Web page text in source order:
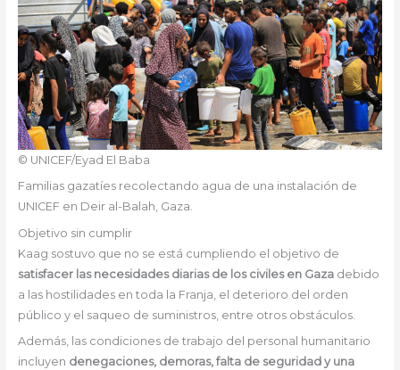
© UNICEF/Eyad El Baba
Familias gazatíes recolectando agua de una instalación de
UNICEF en Deir al-Balah, Gaza.
Objetivo sin cumplir
Kaag sostuvo que no se está cumpliendo el objetivo de
satisfacer las necesidades diarias de los civiles en Gazadebido
a las hostilidades en toda la Franja, el deterioro del orden
público y el saqueo de suministros, entre otros obstáculos.
Además, las condiciones de trabajo del personal humanitario
incluyen denegaciones, demoras, falta de seguridad y una